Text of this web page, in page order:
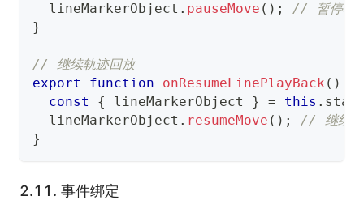
  lineMarkerObject
. pauseMove ( ) ;
// 暂停轨
}
// 继续轨迹回放
export
function onResumeLinePlayBack ( )
const
{ lineMarkerObject } = this .
  lineMarkerObject
. resumeMove ( ) ;
// 继续轨
}
2.11. 事件绑定